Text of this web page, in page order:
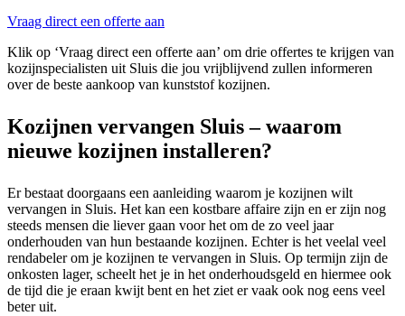
Vraag direct een offerte aan
Klik op ‘Vraag direct een offerte aan’ om drie offertes te krijgen van
kozijnspecialisten uit Sluis die jou vrijblijvend zullen informeren
over de beste aankoop van kunststof kozijnen.
Kozijnen vervangen Sluis – waarom
nieuwe kozijnen installeren?
Er bestaat doorgaans een aanleiding waarom je kozijnen wilt
vervangen in Sluis. Het kan een kostbare affaire zijn en er zijn nog
steeds mensen die liever gaan voor het om de zo veel jaar
onderhouden van hun bestaande kozijnen. Echter is het veelal veel
rendabeler om je kozijnen te vervangen in Sluis. Op termijn zijn de
onkosten lager, scheelt het je in het onderhoudsgeld en hiermee ook
de tijd die je eraan kwijt bent en het ziet er vaak ook nog eens veel
beter uit.